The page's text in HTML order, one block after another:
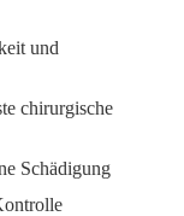
und
chirurgische
Schädigung